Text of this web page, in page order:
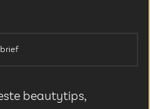
beautytips,